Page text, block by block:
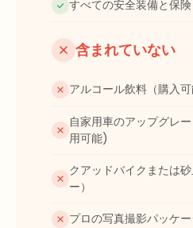
すべての安全装備と保険
含まれていない
アルコール飲料（購入可
自家用車のアップグレ
用可能)
クアッドバイクまたは
ー）
プロの写真撮影パッケ